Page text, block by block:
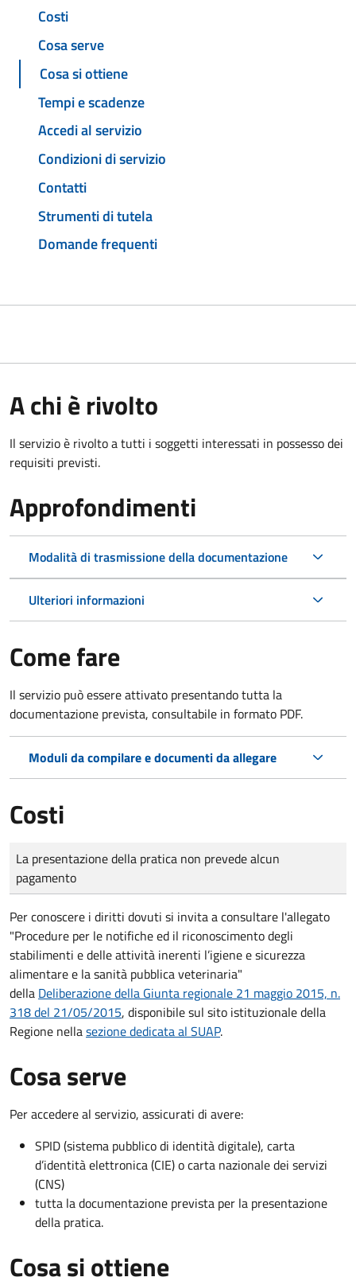
Costi
Cosa serve
Cosa si ottiene
Tempi e scadenze
Accedi al servizio
Condizioni di servizio
Contatti
Strumenti di tutela
Domande frequenti
A chi è rivolto
Il servizio è rivolto a tutti i soggetti interessati in possesso dei
requisiti previsti.
Approfondimenti
Modalità di trasmissione della documentazione
Ulteriori informazioni
Come fare
Il servizio può essere attivato presentando tutta la
documentazione prevista, consultabile in formato PDF.
Moduli da compilare e documenti da allegare
Costi
Tipo di pagamento
Importo
La presentazione della pratica non prevede alcun
pagamento
Per conoscere i diritti dovuti si invita a consultare l'allegato
"Procedure per le notifiche ed il riconoscimento degli
stabilimenti e delle attività inerenti l’igiene e sicurezza
alimentare e la sanità pubblica veterinaria"
della Deliberazione della Giunta regionale 21 maggio 2015, n.
318 del 21/05/2015, disponibile sul sito istituzionale della
Regione nellasezione dedicata al SUAP.
Cosa serve
Per accedere al servizio, assicurati di avere:
SPID (sistema pubblico di identità digitale), carta
d’identità elettronica (CIE) o carta nazionale dei servizi
(CNS)
tutta la documentazione prevista per la presentazione
della pratica.
Cosa si ottiene